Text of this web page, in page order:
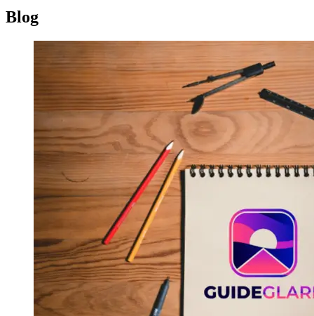
Blog